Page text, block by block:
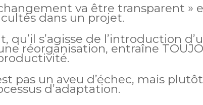
va être transparent »
dans un projet.
qu’il s’agisse de l’introduction
réorganisation, entraîne
pas un aveu d’échec, mais
d’adaptation.